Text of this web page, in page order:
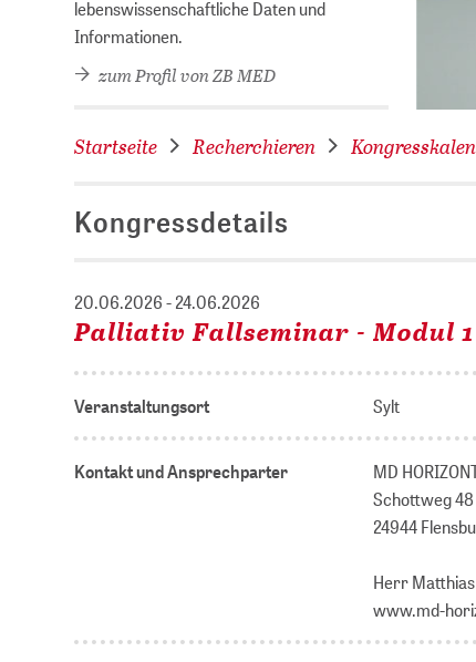
lebenswissenschaftliche Daten und
Informationen.
zum Profil von ZB MED
Startseite Recherchieren
Kongressdetails
20.06.2026 - 24.06.2026
Palliativ Fallseminar - Modul 1
Veranstaltungsort Sylt
Kontakt und Ansprechparter
MD
Schottweg 48
24944
Herr
www.md-